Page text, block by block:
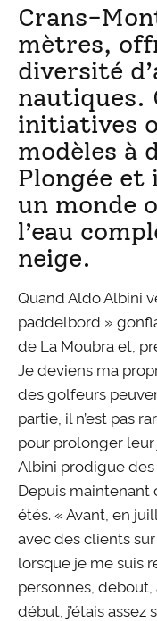
Crans-
mètres,
diversité
nautiques.
initiatives
modèles à
Plongée et
un monde
l’eau
neige.
Quand Aldo Albini
paddelbord »
de La Moubra et,
Je deviens ma
des golfeurs
partie, il n’est pas
pour prolonger leur
Albini prodigue des
Depuis maintenant
étés. « Avant, en
avec des clients
lorsque je me suis
personnes, debout,
début, j’étais assez